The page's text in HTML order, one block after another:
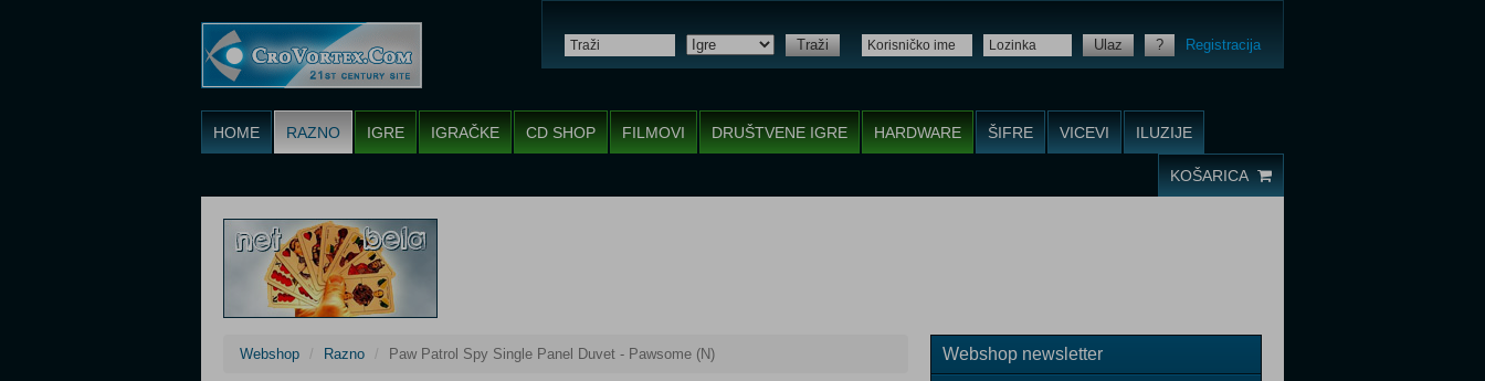
Traži Ulaz ? Registracija
HOME RAZNO IGRE IGRAČKE CD SHOP FILMOVI DRUŠTVENE IGRE HARDWARE ŠIFRE VICEVI ILUZIJE
KOŠARICA
Webshop Razno Paw Patrol Spy Single Panel Duvet - Pawsome (N) Webshop newsletter